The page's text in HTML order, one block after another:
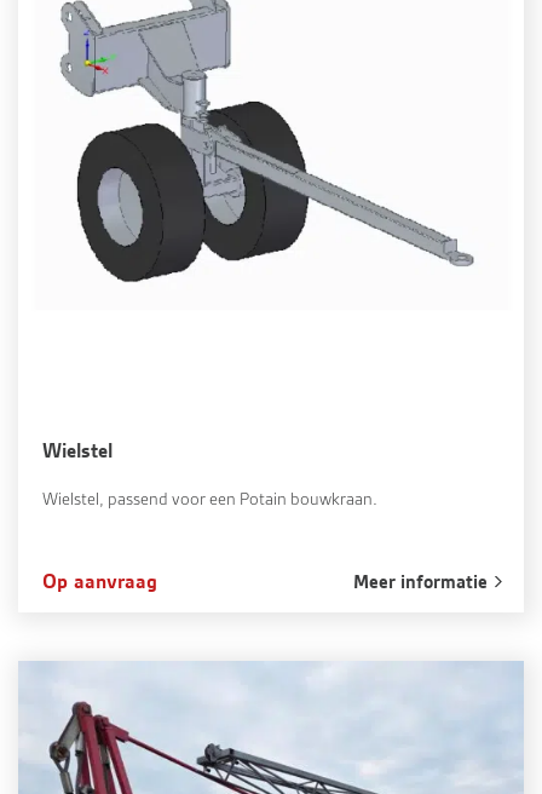
Wielstel
Wielstel, passend voor een Potain bouwkraan.
Op aanvraag Meer informatie